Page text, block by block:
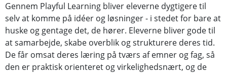
Gennem Playful Learning bliver eleverne dygtigere til
selv at komme på idéer og løsninger - i stedet for bare at
huske og gentage det, de hører. Eleverne bliver gode til
at samarbejde, skabe overblik og strukturere deres tid.
De får omsat deres læring på tværs af emner og fag, så
den er praktisk orienteret og virkelighedsnært, og de